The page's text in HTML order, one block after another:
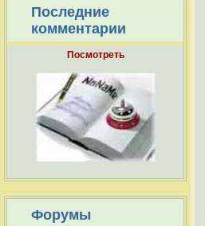
Последние
комментарии
Посмотреть
Форумы